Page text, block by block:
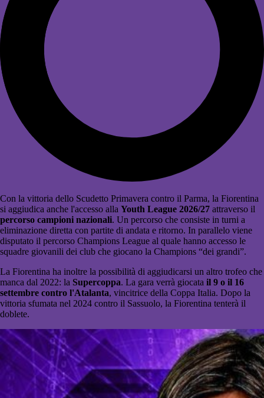
Con la vittoria dello Scudetto Primavera contro il Parma, la Fiorentina
si aggiudica anche l'accesso alla Youth League 2026/27 attraverso il
percorso campioni nazionali. Un percorso che consiste in turni a
eliminazione diretta con partite di andata e ritorno. In parallelo viene
disputato il percorso Champions League al quale hanno accesso le
squadre giovanili dei club che giocano la Champions “dei grandi”.
La Fiorentina ha inoltre la possibilità di aggiudicarsi un altro trofeo che
manca dal 2022: la Supercoppa. La gara verrà giocata il 9 o il 16
settembre contro l'Atalanta, vincitrice della Coppa Italia. Dopo la
vittoria sfumata nel 2024 contro il Sassuolo, la Fiorentina tenterà il
doblete.